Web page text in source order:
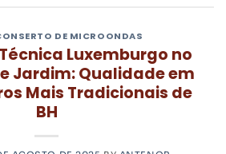
DE MICROONDAS
Luxemburgo no
Jardim: Qualidade em
Mais Tradicionais de
BH